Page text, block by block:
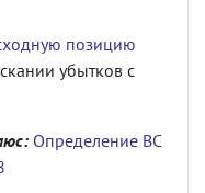
позицию
убытков с
Определение ВС